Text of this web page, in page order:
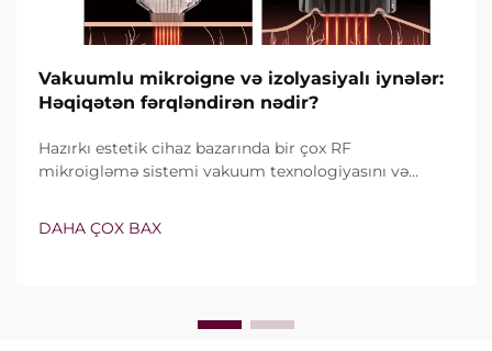
Vakuumlu mikroigne və izolyasiyalı iynələr:
Həqiqətən fərqləndirən nədir?
Hazırkı estetik cihaz bazarında bir çox RF
mikroigləmə sistemi vakuum texnologiyasını və
deyil, onların klinik müalicə zamanı necə dəqiq işlədiyi
DAHA ÇOX BAX